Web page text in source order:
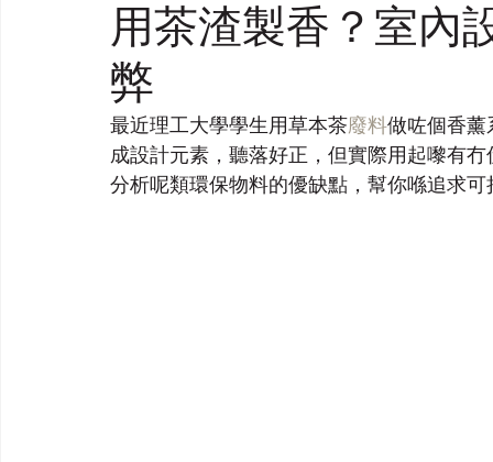
用茶渣製香？室內
弊
最近理工大學學生用草本茶廢料做咗個香薰
成設計元素，聽落好正，但實際用起嚟有
分析呢類環保物料的優缺點，幫你喺追求